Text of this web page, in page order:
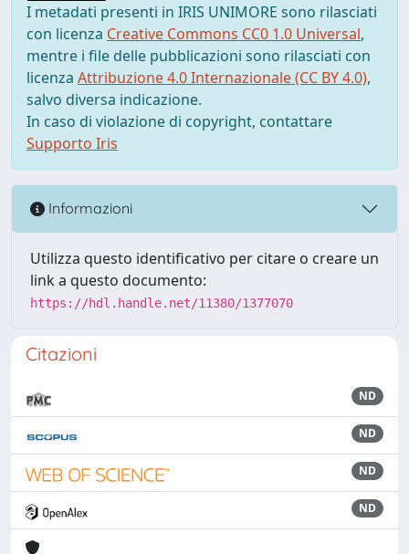
I metadati presenti in IRIS UNIMORE sono rilasciati
con licenza Creative Commons CC0 1.0 Universal,
mentre i file delle pubblicazioni sono rilasciati con
licenza Attribuzione 4.0 Internazionale (CC BY 4.0),
salvo diversa indicazione.
In caso di violazione di copyright, contattare
Supporto Iris
Informazioni
Utilizza questo identificativo per citare o creare un
link a questo documento:
https://hdl.handle.net/11380/1377070
Citazioni
ND
ND
ND
ND